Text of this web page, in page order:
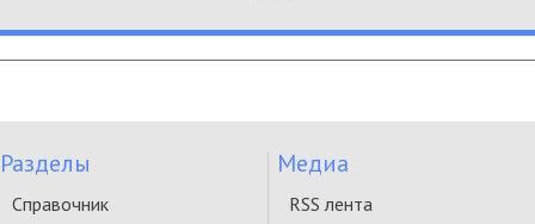
Разделы
Справочник
Медиа
RSS лента